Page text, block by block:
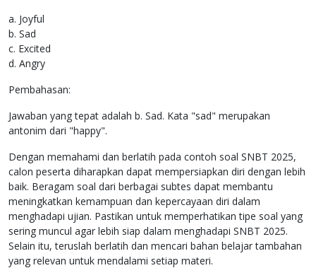
a. Joyful
b. Sad
c. Excited
d. Angry
Pembahasan:
Jawaban yang tepat adalah b. Sad. Kata "sad" merupakan
antonim dari "happy".
Dengan memahami dan berlatih pada contoh soal SNBT 2025,
calon peserta diharapkan dapat mempersiapkan diri dengan lebih
baik. Beragam soal dari berbagai subtes dapat membantu
meningkatkan kemampuan dan kepercayaan diri dalam
menghadapi ujian. Pastikan untuk memperhatikan tipe soal yang
sering muncul agar lebih siap dalam menghadapi SNBT 2025.
Selain itu, teruslah berlatih dan mencari bahan belajar tambahan
yang relevan untuk mendalami setiap materi.